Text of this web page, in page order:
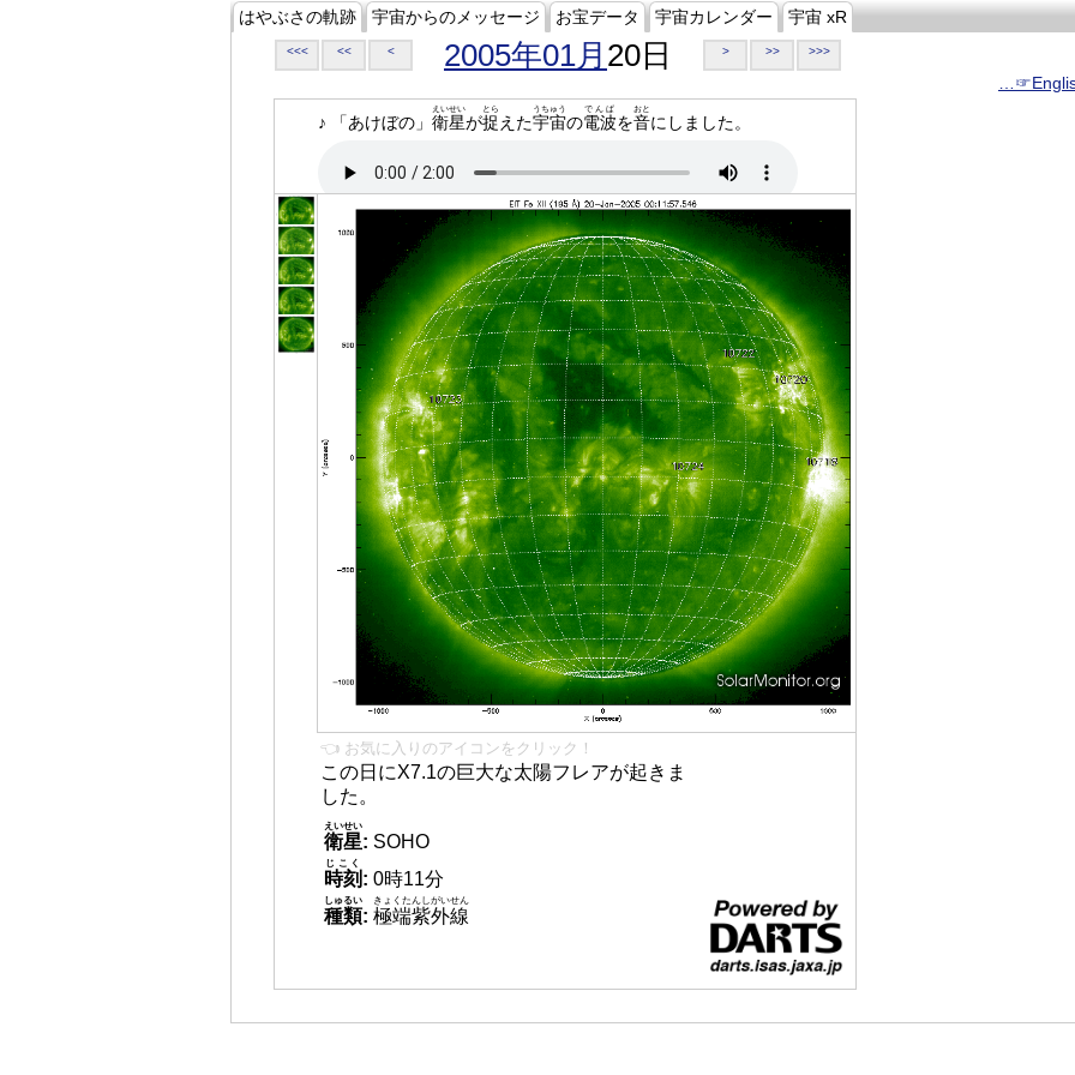
はやぶさの軌跡 宇宙からのメッセージ お宝データ 宇宙カレンダー 宇宙 xR
<<< << < 2005年01月 20日 > >> >>>
♪ 「あけぼの」 衛星
えいせい
が捉
とら
えた宇宙
うちゅう
の電波
でんぱ
を音
おと
にしました。
👈 お気に入りのアイコンをクリック！
この日にX7.1の巨大な太陽フレアが起きま
した。
衛星
えいせい
: SOHO
時刻
じこく
: 0時11分
種類
しゅるい
: 極端紫外線
きょくたんしがいせん